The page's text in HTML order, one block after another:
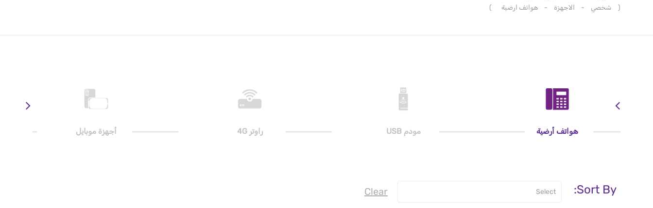
( شخصي - الاجهزة - هواتف ارضية )
هواتف أرضية مودم USB راوتر 4G أجهزة موبايل
Sort By:
Clear